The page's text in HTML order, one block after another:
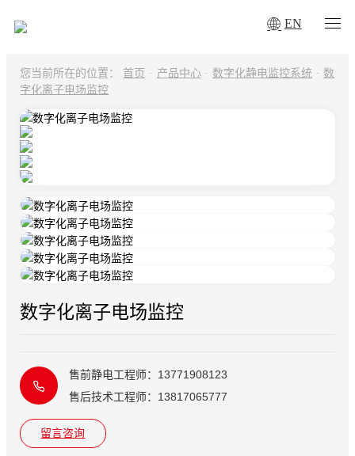
EN
您当前所在的位置： 首页 · 产品中心 · 数字化静电监控系统 · 数
字化离子电场监控
数字化离子电场监控
售前静电工程师：13771908123
售后技术工程师：13817065777
留言咨询